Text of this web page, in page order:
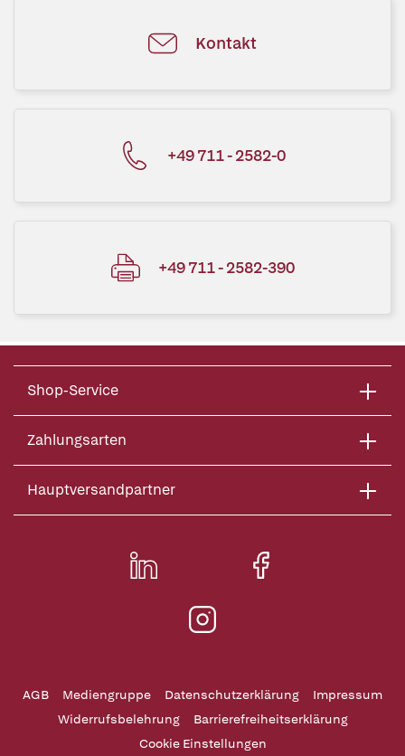
Kontakt
+49 711 - 2582-0
+49 711 - 2582-390
Shop-Service
Zahlungsarten
Hauptversandpartner
AGB Mediengruppe Datenschutzerklärung
Impressum
Widerrufsbelehrung
Barrierefreiheitserklärung
Cookie Einstellungen